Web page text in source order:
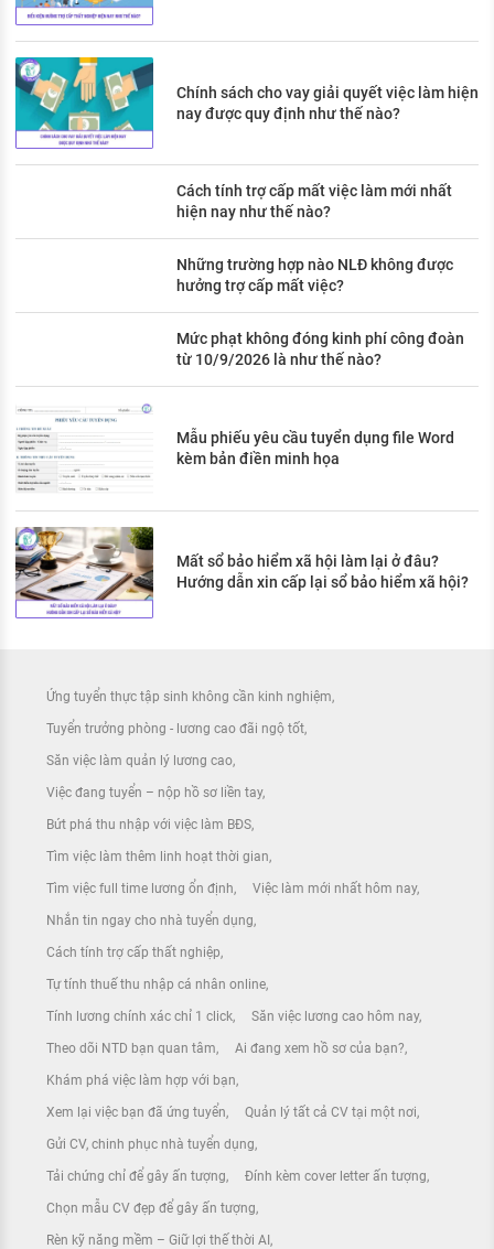
Chính sách cho vay giải quyết việc làm hiện
nay được quy định như thế nào?
Cách tính trợ cấp mất việc làm mới nhất
hiện nay như thế nào?
Những trường hợp nào NLĐ không được
hưởng trợ cấp mất việc?
Mức phạt không đóng kinh phí công đoàn
từ 10/9/2026 là như thế nào?
Mẫu phiếu yêu cầu tuyển dụng file Word
kèm bản điền minh họa
Mất sổ bảo hiểm xã hội làm lại ở đâu?
Hướng dẫn xin cấp lại sổ bảo hiểm xã hội?
Ứng tuyển thực tập sinh không cần kinh nghiệm
Tuyển trưởng phòng - lương cao đãi ngộ tốt
Săn việc làm quản lý lương cao
Việc đang tuyển – nộp hồ sơ liền tay
Bứt phá thu nhập với việc làm BĐS
Tìm việc làm thêm linh hoạt thời gian
Tìm việc full time lương ổn định Việc làm mới nhất hôm nay
Nhắn tin ngay cho nhà tuyển dụng
Cách tính trợ cấp thất nghiệp
Tự tính thuế thu nhập cá nhân online
Tính lương chính xác chỉ 1 click Săn việc lương cao hôm nay
Theo dõi NTD bạn quan tâm Ai đang xem hồ sơ của bạn?
Khám phá việc làm hợp với bạn
Xem lại việc bạn đã ứng tuyển Quản lý tất cả CV tại một nơi
Gửi CV, chinh phục nhà tuyển dụng
Tải chứng chỉ để gây ấn tượng Đính kèm cover letter ấn tượng
Chọn mẫu CV đẹp để gây ấn tượng
Rèn kỹ năng mềm – Giữ lợi thế thời AI